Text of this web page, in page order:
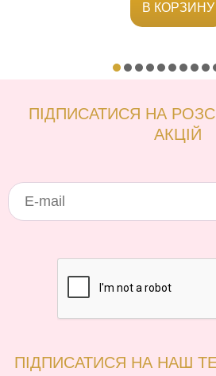
В КОРЗИНУ
ПІДПИСАТИСЯ НА
АКЦІЙ
ПІДПИСАТИСЯ НА НАШ